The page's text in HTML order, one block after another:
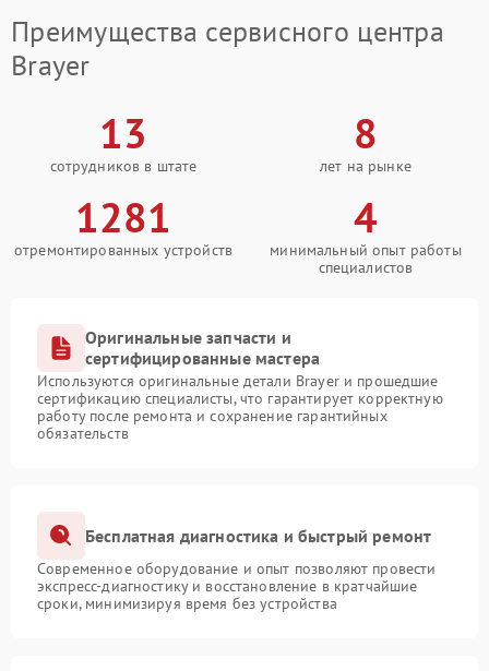
Преимущества сервисного центра
Brayer
13
сотрудников в штате
8
лет на рынке
1281
отремонтированных устройств
4
минимальный опыт работы
специалистов
Оригинальные запчасти и
сертифицированные мастера
Используются оригинальные детали Brayer и прошедшие
сертификацию специалисты, что гарантирует корректную
работу после ремонта и сохранение гарантийных
обязательств
Бесплатная диагностика и быстрый ремонт
Современное оборудование и опыт позволяют провести
экспресс-диагностику и восстановление в кратчайшие
сроки, минимизируя время без устройства